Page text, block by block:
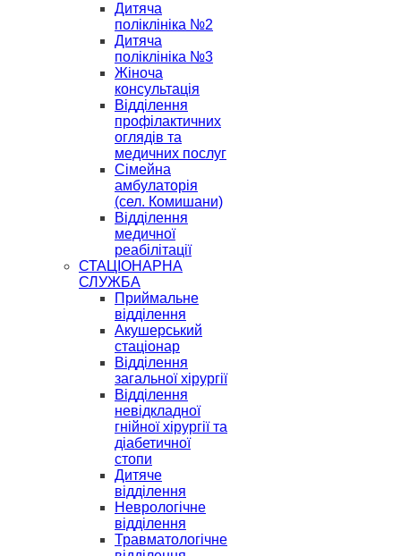
Дитяча
поліклініка №2
Дитяча
поліклініка №3
Жіноча
консультація
Відділення
профілактичних
оглядів та
медичних послуг
Сімейна
амбулаторія
(сел. Комишани)
Відділення
медичної
реабілітації
СТАЦІОНАРНА
СЛУЖБА
Приймальне
відділення
Акушерський
стаціонар
Відділення
загальної хірургії
Відділення
невідкладної
гнійної хірургії та
діабетичної
стопи
Дитяче
відділення
Неврологічне
відділення
Травматологічне